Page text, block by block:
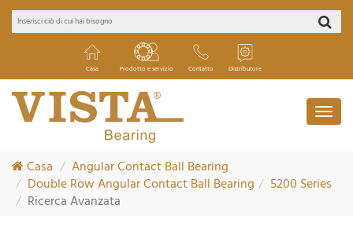
Casa Prodotto e servizio Contatto Distributore
Casa
Angular Contact Ball Bearing
Double Row Angular Contact Ball Bearing
5200 Series
Ricerca Avanzata